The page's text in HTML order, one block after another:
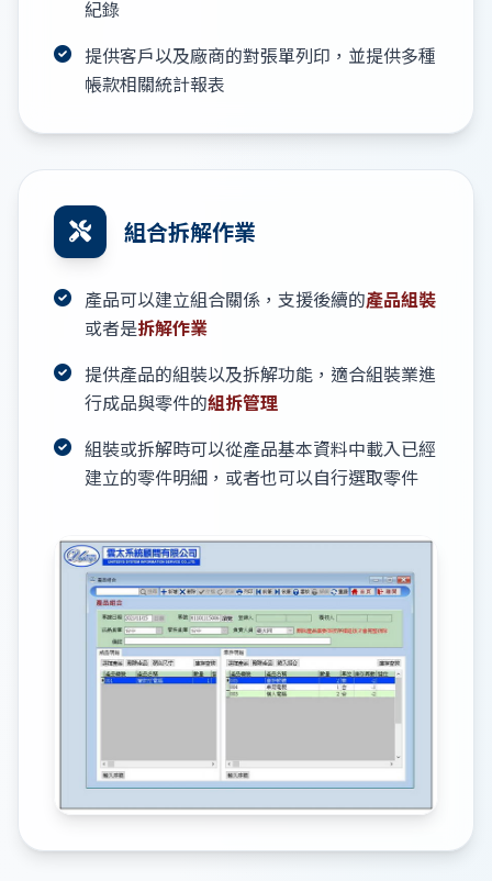
紀錄
提供客戶以及廠商的對張單列印，並提供多種
帳款相關統計報表
組合拆解作業
產品可以建立組合關係，支援後續的產品組裝
或者是拆解作業
提供產品的組裝以及拆解功能，適合組裝業進
行成品與零件的組拆管理
組裝或拆解時可以從產品基本資料中載入已經
建立的零件明細，或者也可以自行選取零件